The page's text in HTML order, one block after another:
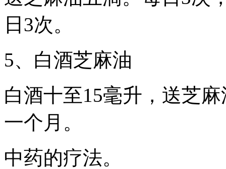
日3次。
5、白酒芝麻油
白酒十至15毫升，送芝
一个月。
中药的疗法。